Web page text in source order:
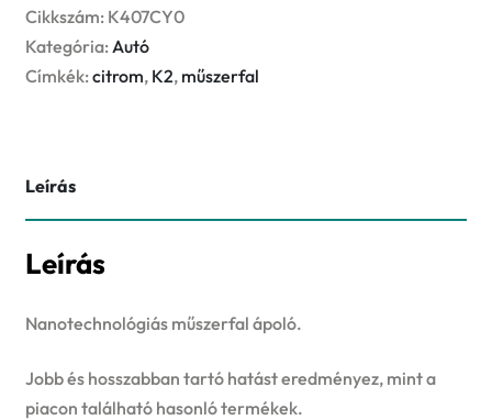
műszerfal
ápoló
spray
Cikkszám: K407CY0
Kategória: Autó
Címkék:citrom, K2, műszerfal
Leírás
Leírás
Nanotechnológiás műszerfal ápoló.
Jobb és hosszabban tartó hatást eredményez, mint a
piacon található hasonló termékek.